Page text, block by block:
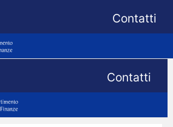
Menu di
Contatti
Finanze
Menu di
Contatti
Finanze